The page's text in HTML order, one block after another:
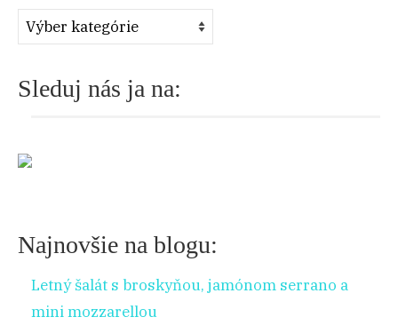
h
f
r
Máte
na:
Sleduj nás ja na:
Najnovšie na blogu:
Letný šalát s broskyňou, jamónom serrano a
mini mozzarellou